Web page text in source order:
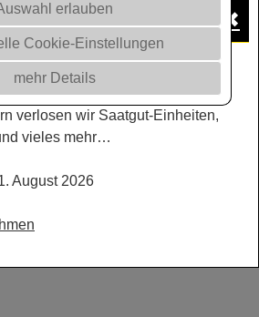
erlauben
Cookie-Einstellungen
mehr Details
ist uns wichtig! ✖
unseremaktuellen
verlosen wir Saatgut-Einheiten,
vieles mehr…
August 2026